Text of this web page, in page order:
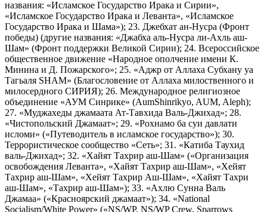
названия: «Исламское Государство Ирака и Сирии»,
«Исламское Государство Ирака и Леванта», «Исламское
Государство Ирака и Шама»); 23. Джебхат ан-Нусра (Фронт
победы) (другие названия: «Джабха аль-Нусра ли-Ахль аш-
Шам» (Фронт поддержки Великой Сирии); 24. Всероссийское
общественное движение «Народное ополчение имени К.
Минина и Д. Пожарского»; 25. «Аджр от Аллаха Субхану уа
Тагьаля SHAM» (Благословение от Аллаха милоственного и
милосердного СИРИЯ); 26. Международное религиозное
объединение «АУМ Синрике» (AumShinrikyo, AUM, Aleph);
27. «Муджахеды джамаата Ат-Тавхида Валь-Джихад»; 28.
«Чистопольский Джамаат»; 29. «Рохнамо ба суи давлати
исломи» («Путеводитель в исламское государство»); 30.
Террористическое сообщество «Сеть»; 31. «Катиба Таухид
валь-Джихад»; 32. «Хайят Тахрир аш-Шам» («Организация
освобождения Леванта», «Хайят Тахрир аш-Шам», «Хейят
Тахрир аш-Шам», «Хейят Тахрир Аш-Шам», «Хайят Тахри
аш-Шам», «Тахрир аш-Шам»); 33. «Ахлю Сунна Валь
Джамаа» («Красноярский джамаат»); 34. «National
Socialism/White Power» («NS/WP, NS/WP Crew, Sparrows